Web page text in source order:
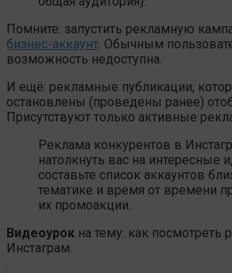
Помните: запустить рекламную
бизнес-аккаунт . Обычным
возможность недоступна.
И ещё: рекламные публикации,
остановлены (проведены ранее)
Присутствуют только активные
Реклама конкурентов в
натолкнуть вас на интересные
составьте список аккаунтов
тематике и время от времени
их промоакции.
Видеоурок на тему: как посмотреть
Инстаграм.